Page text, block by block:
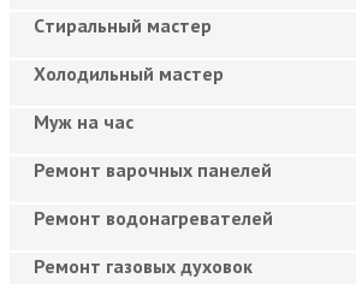
Cтиральный мастер
Холодильный мастер
Муж на час
Ремонт варочных панелей
Ремонт водонагревателей
Ремонт газовых духовок